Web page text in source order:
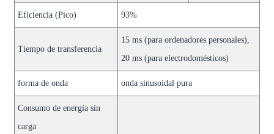
Eficiencia (Pico) 93%
Tiempo de transferencia
15 ms (para ordenadores personales),
20 ms (para electrodomésticos)
forma de onda onda sinusoidal pura
Consumo de energía sin
carga